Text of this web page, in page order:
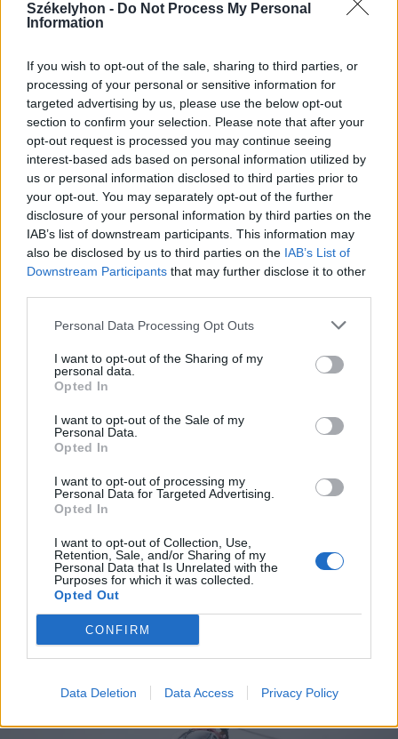
Székelyhon - Do Not Process My Personal
Information
If you wish to opt-out of the sale, sharing to third parties, or
processing of your personal or sensitive information for
targeted advertising by us, please use the below opt-out
section to confirm your selection. Please note that after your
opt-out request is processed you may continue seeing
interest-based ads based on personal information utilized by
us or personal information disclosed to third parties prior to
your opt-out. You may separately opt-out of the further
disclosure of your personal information by third parties on the
IAB’s list of downstream participants. This information may
also be disclosed by us to third parties on the IAB’s List of
Downstream Participants that may further disclose it to other
Personal Data Processing Opt Outs
I want to opt-out of the Sharing of my
personal data.
Opted In
I want to opt-out of the Sale of my
Personal Data.
Opted In
I want to opt-out of processing my
Personal Data for Targeted Advertising.
Opted In
I want to opt-out of Collection, Use,
Retention, Sale, and/or Sharing of my
Personal Data that Is Unrelated with the
Purposes for which it was collected.
Opted Out
CONFIRM
Data Deletion Data Access Privacy Policy
2026. augusztus 06., csütörtök
robotasszisztált urológiai műtétet
Csíkszeredában
2026. augusztus 06., csütörtök
Szent István ünneppel indul az idei
Székelyföldi Lovas Ünnep